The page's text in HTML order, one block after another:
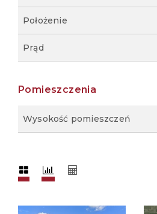
Położenie
Prąd
Pomieszczenia
Wysokość pomieszczeń